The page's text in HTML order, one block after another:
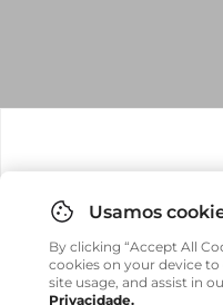
em sua casa, não
By clicking “Accept All
cookies on your device
site usage, and assist in
Privacidade.